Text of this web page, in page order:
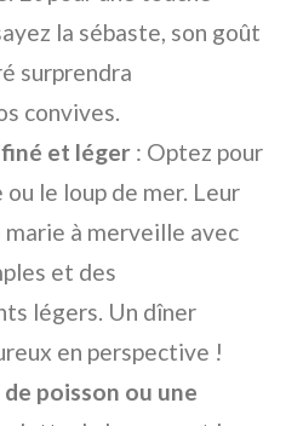
la sébaste, son goût
surprendra
convives.
et léger : Optez pour
le loup de mer. Leur
à merveille avec
et des
légers. Un dîner
en perspective !
poisson ou une